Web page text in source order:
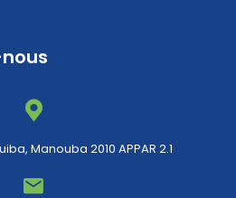
Manouba 2010 APPAR 2.1